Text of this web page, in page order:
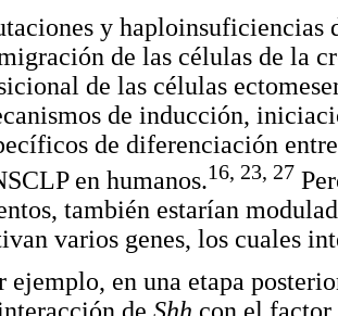
y haploinsuficiencias
de las células de la
de las células
de inducción,
de diferenciación
en humanos.16, 23, 27
también estarían
varios genes, los cuales
ejemplo, en una etapa